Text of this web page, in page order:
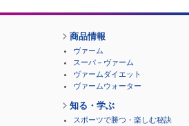
商品情報
ヴァーム
スーパ－ヴァーム
ヴァームダイエット
ヴァームウォーター
知る・学ぶ
スポーツで勝つ・楽しむ秘訣